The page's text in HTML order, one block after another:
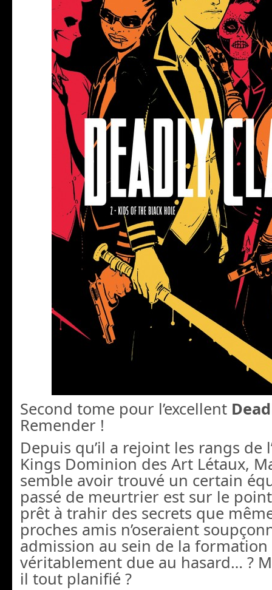
Second tome pour l’excellent
Remender !
Depuis qu’il a rejoint les rangs de
Kings Dominion des Art Létaux,
semble avoir trouvé un certain
passé de meurtrier est sur le
prêt à trahir des secrets que
proches amis n’oseraient
admission au sein de la formation
véritablement due au hasard… ?
il tout planifié ?